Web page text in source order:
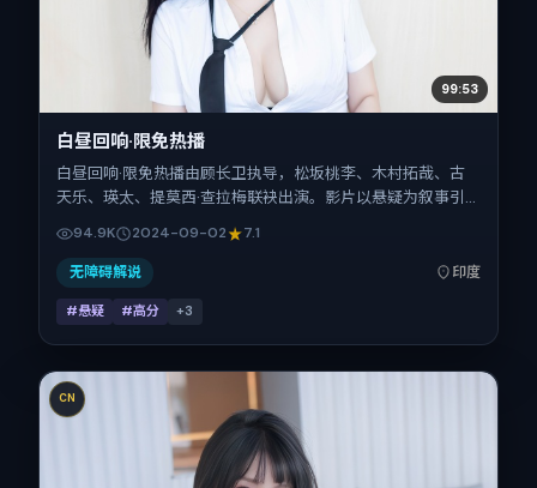
99:53
白昼回响·限免热播
白昼回响·限免热播由顾长卫执导，松坂桃李、木村拓哉、古
天乐、瑛太、提莫西·查拉梅联袂出演。影片以悬疑为叙事引
与反转。2024年9月2日于印度首映（国庆档前后），片长
100分钟，适合喜欢强情节与细腻表演的观众。
94.9K 2024-09-02 7.1
无障碍解说 印度
#悬疑 #高分 +3
CN